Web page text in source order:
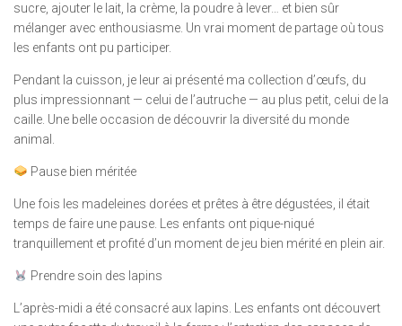
sucre, ajouter le lait, la crème, la poudre à lever… et bien sûr
mélanger avec enthousiasme. Un vrai moment de partage où tous
les enfants ont pu participer.
Pendant la cuisson, je leur ai présenté ma collection d’œufs, du
plus impressionnant — celui de l’autruche — au plus petit, celui de la
caille. Une belle occasion de découvrir la diversité du monde
animal.
Pause bien méritée
Une fois les madeleines dorées et prêtes à être dégustées, il était
temps de faire une pause. Les enfants ont pique-niqué
tranquillement et profité d’un moment de jeu bien mérité en plein air.
Prendre soin des lapins
L’après-midi a été consacré aux lapins. Les enfants ont découvert